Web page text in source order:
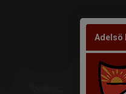
Adelsö